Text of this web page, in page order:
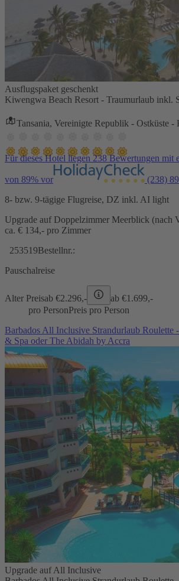
Ausflugspaket geschenkt
Kiwengwa Beach Resort - Traumurlaub inkl.
Tansania, Vereinigte Republik - Ostküste -
Für dieses Hotel liegen 238 Bewertungen mit
von 89% vor (238)
8- bzw. 9-tägige Flugreise, DZ inkl. AI light
Upgrade auf Doppelzimmer Meerblick (nach
ca. € 134,- pro Zimmer
253519Bestellnr.:
Pauschalreise
Alter Preisab €2.296,- ab €1.699,-
pro PersonPreis pro Person
Barbados All Inclusive Strandurlaub Roulette
& Spa oder The Abidah by Accra
Upgrade auf All Inclusive